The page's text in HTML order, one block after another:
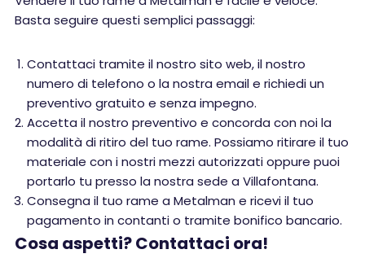
Basta seguire questi semplici passaggi:
Contattaci tramite il nostro sito web, il nostro
numero di telefono o la nostra email e richiedi un
preventivo gratuito e senza impegno.
Accetta il nostro preventivo e concorda con noi la
modalità di ritiro del tuo rame. Possiamo ritirare il tuo
materiale con i nostri mezzi autorizzati oppure puoi
portarlo tu presso la nostra sede a Villafontana.
Consegna il tuo rame a Metalman e ricevi il tuo
pagamento in contanti o tramite bonifico bancario.
Cosa aspetti? Contattaci ora!